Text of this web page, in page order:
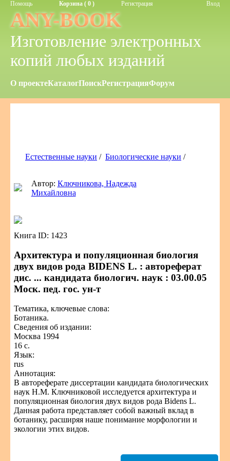
Помощь Корзина ( 0 ) Регистрация Вход
ANY-BOOK
Изготовление электронных
копий любых изданий
О проектеКаталогПоискРегистрацияФорум
Естественные науки / Биологические науки /
Автор: Ключникова, Надежда
Михайловна
Книга ID: 1423
Архитектура и популяционная биология
двух видов рода BIDENS L. : автореферат
дис. ... кандидата биологич. наук : 03.00.05
Моск. пед. гос. ун-т
Тематика, ключевые слова:
Ботаника.
Сведения об издании:
Москва 1994
16 с.
Язык:
rus
Аннотация:
В автореферате диссертации кандидата биологических
наук Н.М. Ключниковой исследуется архитектура и
популяционная биология двух видов рода Bidens L.
Данная работа представляет собой важный вклад в
ботанику, расширяя наше понимание морфологии и
экологии этих видов.